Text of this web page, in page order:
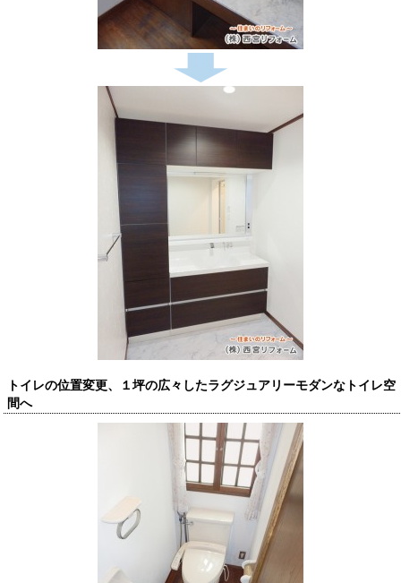
トイレの位置変更、１坪の広々したラグジュアリーモダンなトイレ空
間へ